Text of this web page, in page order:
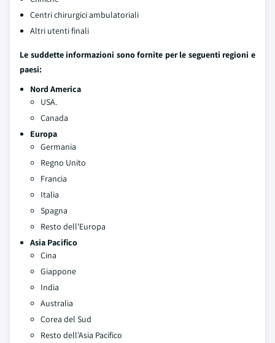
Centri chirurgici ambulatoriali
Altri utenti finali
Le suddette informazioni sono fornite per le seguenti regioni e
paesi:
Nord America
USA.
Canada
Europa
Germania
Regno Unito
Francia
Italia
Spagna
Resto dell'Europa
Asia Pacifico
Cina
Giappone
India
Australia
Corea del Sud
Resto dell'Asia Pacifico